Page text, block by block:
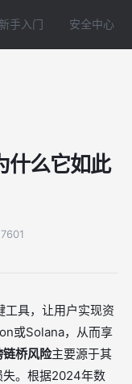
新手入门 安全中心
什么它如此
工具，让用户实现资
或Solana，从而享
桥风险主要源于其
失。根据2024年数